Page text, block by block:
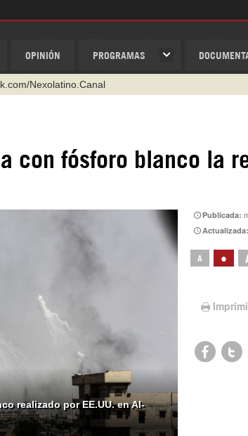
OPINIÓN PROGRAMAS
Nexolatino.Canal
c/hispantv
con fósforo blanco la
realizado por EE.UU. en Al-
Publicada:
A •